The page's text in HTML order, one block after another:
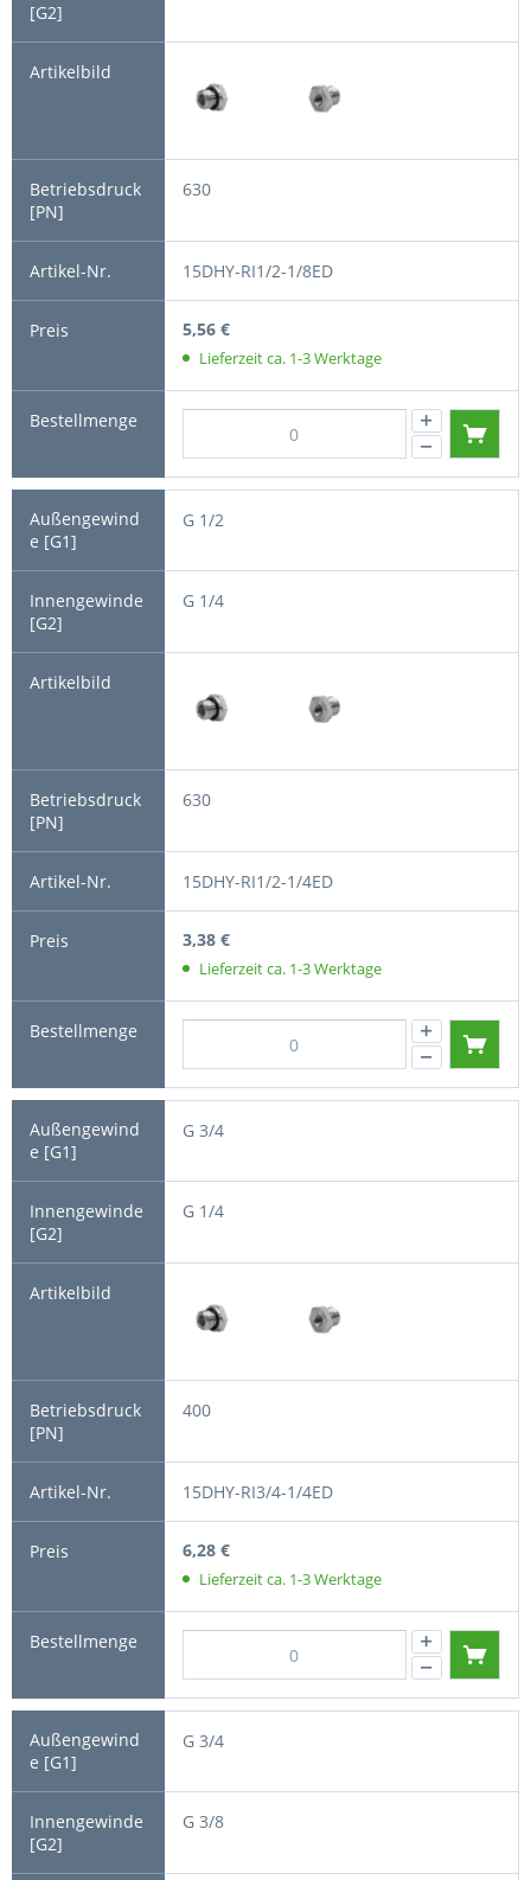
630
15DHY-RI1/2-1/8ED
5,56 €
Lieferzeit ca. 1-3 Werktage
G 1/2
G 1/4
630
15DHY-RI1/2-1/4ED
3,38 €
Lieferzeit ca. 1-3 Werktage
G 3/4
G 1/4
400
15DHY-RI3/4-1/4ED
6,28 €
Lieferzeit ca. 1-3 Werktage
G 3/4
G 3/8